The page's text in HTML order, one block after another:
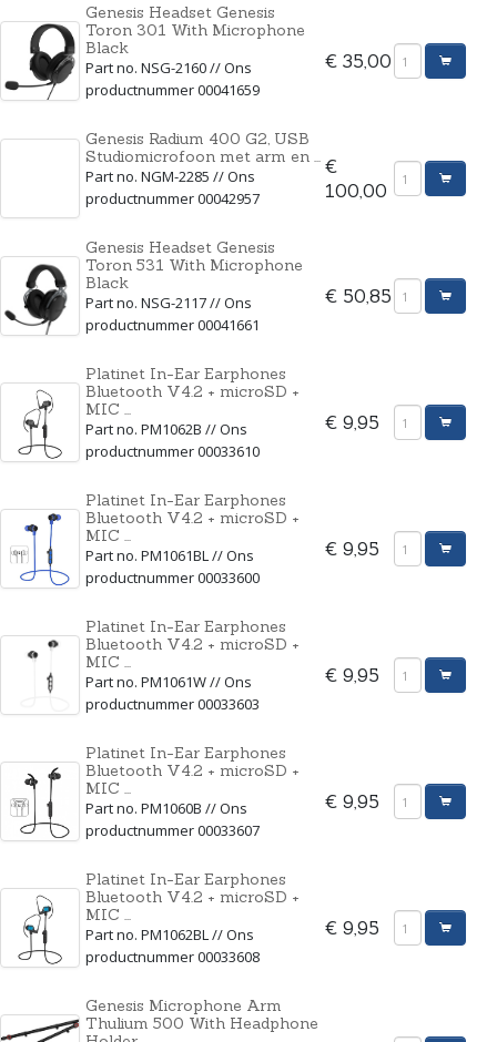
Genesis Headset Genesis
Toron 301 With Microphone
Black
Part no. NSG-2160 // Ons
productnummer 00041659
€ 35,00
Genesis Radium 400 G2, USB
Studiomicrofoon met arm en ...
Part no. NGM-2285 // Ons
productnummer 00042957
€
100,00
Genesis Headset Genesis
Toron 531 With Microphone
Black
Part no. NSG-2117 // Ons
productnummer 00041661
€ 50,85
Platinet In-Ear Earphones
Bluetooth V4.2 + microSD +
MIC ...
Part no. PM1062B // Ons
productnummer 00033610
€ 9,95
Platinet In-Ear Earphones
Bluetooth V4.2 + microSD +
MIC ...
Part no. PM1061BL // Ons
productnummer 00033600
€ 9,95
Platinet In-Ear Earphones
Bluetooth V4.2 + microSD +
MIC ...
Part no. PM1061W // Ons
productnummer 00033603
€ 9,95
Platinet In-Ear Earphones
Bluetooth V4.2 + microSD +
MIC ...
Part no. PM1060B // Ons
productnummer 00033607
€ 9,95
Platinet In-Ear Earphones
Bluetooth V4.2 + microSD +
MIC ...
Part no. PM1062BL // Ons
productnummer 00033608
€ 9,95
Genesis Microphone Arm
Thulium 500 With Headphone